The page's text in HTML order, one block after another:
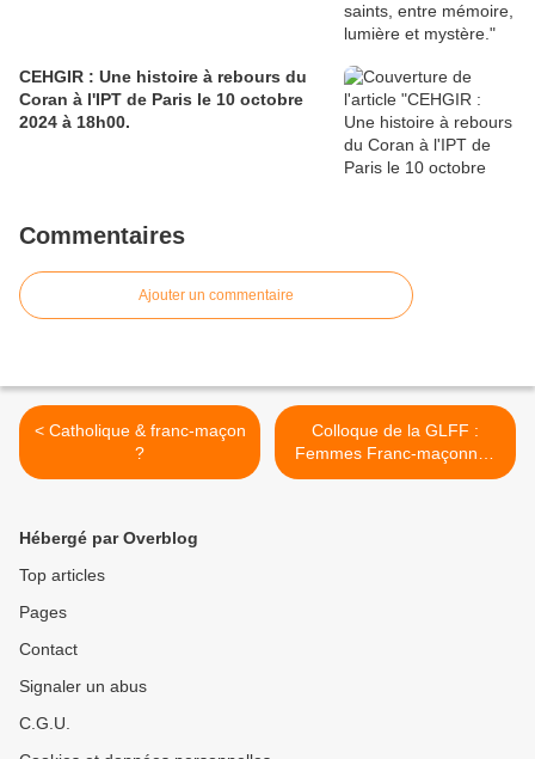
CEHGIR : Une histoire à rebours du
Coran à l'IPT de Paris le 10 octobre
2024 à 18h00.
Commentaires
Ajouter un commentaire
< Catholique & franc-maçon
?
Colloque de la GLFF :
Femmes Franc-maçonnes
"destin & devenir" >
Hébergé par Overblog
Top articles
Pages
Contact
Signaler un abus
C.G.U.